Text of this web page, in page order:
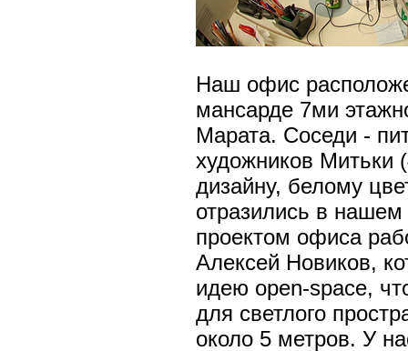
Наш офис
мансарде 7ми
Марата. Cоседи -
художников Митьки
дизайну, белому
отразились в
проектом офиса
Алексей Новиков,
идею open-space,
для светлого
около 5 метров. У